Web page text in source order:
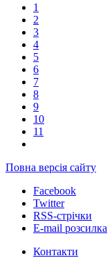
1
2
3
4
5
6
7
8
9
10
11
Повна версія сайту
Facebook
Twitter
RSS-стрічки
E-mail розсилка
Контакти